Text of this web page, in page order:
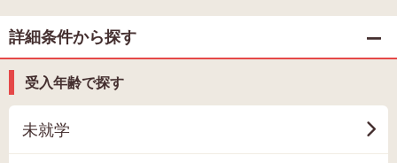
詳細条件から探す
受入年齢で探す
未就学